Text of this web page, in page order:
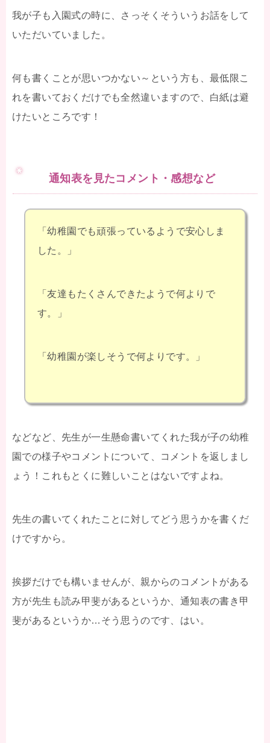
我が子も入園式の時に、さっそくそういうお話をして
いただいていました。
何も書くことが思いつかない～という方も、最低限こ
れを書いておくだけでも全然違いますので、白紙は避
けたいところです！
通知表を見たコメント・感想など
「幼稚園でも頑張っているようで安心しま
した。」
「友達もたくさんできたようで何よりで
す。」
「幼稚園が楽しそうで何よりです。」
などなど、先生が一生懸命書いてくれた我が子の幼稚
園での様子やコメントについて、コメントを返しまし
ょう！これもとくに難しいことはないですよね。
先生の書いてくれたことに対してどう思うかを書くだ
けですから。
挨拶だけでも構いませんが、親からのコメントがある
方が先生も読み甲斐があるというか、通知表の書き甲
斐があるというか…そう思うのです、はい。